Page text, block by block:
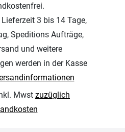
3 bis 14 Tage,
Speditions Aufträge,
und weitere
werden in der Kasse
Mwst zuzüglich